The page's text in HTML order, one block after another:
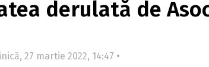
derulată de
27 martie 2022, 14:47 •